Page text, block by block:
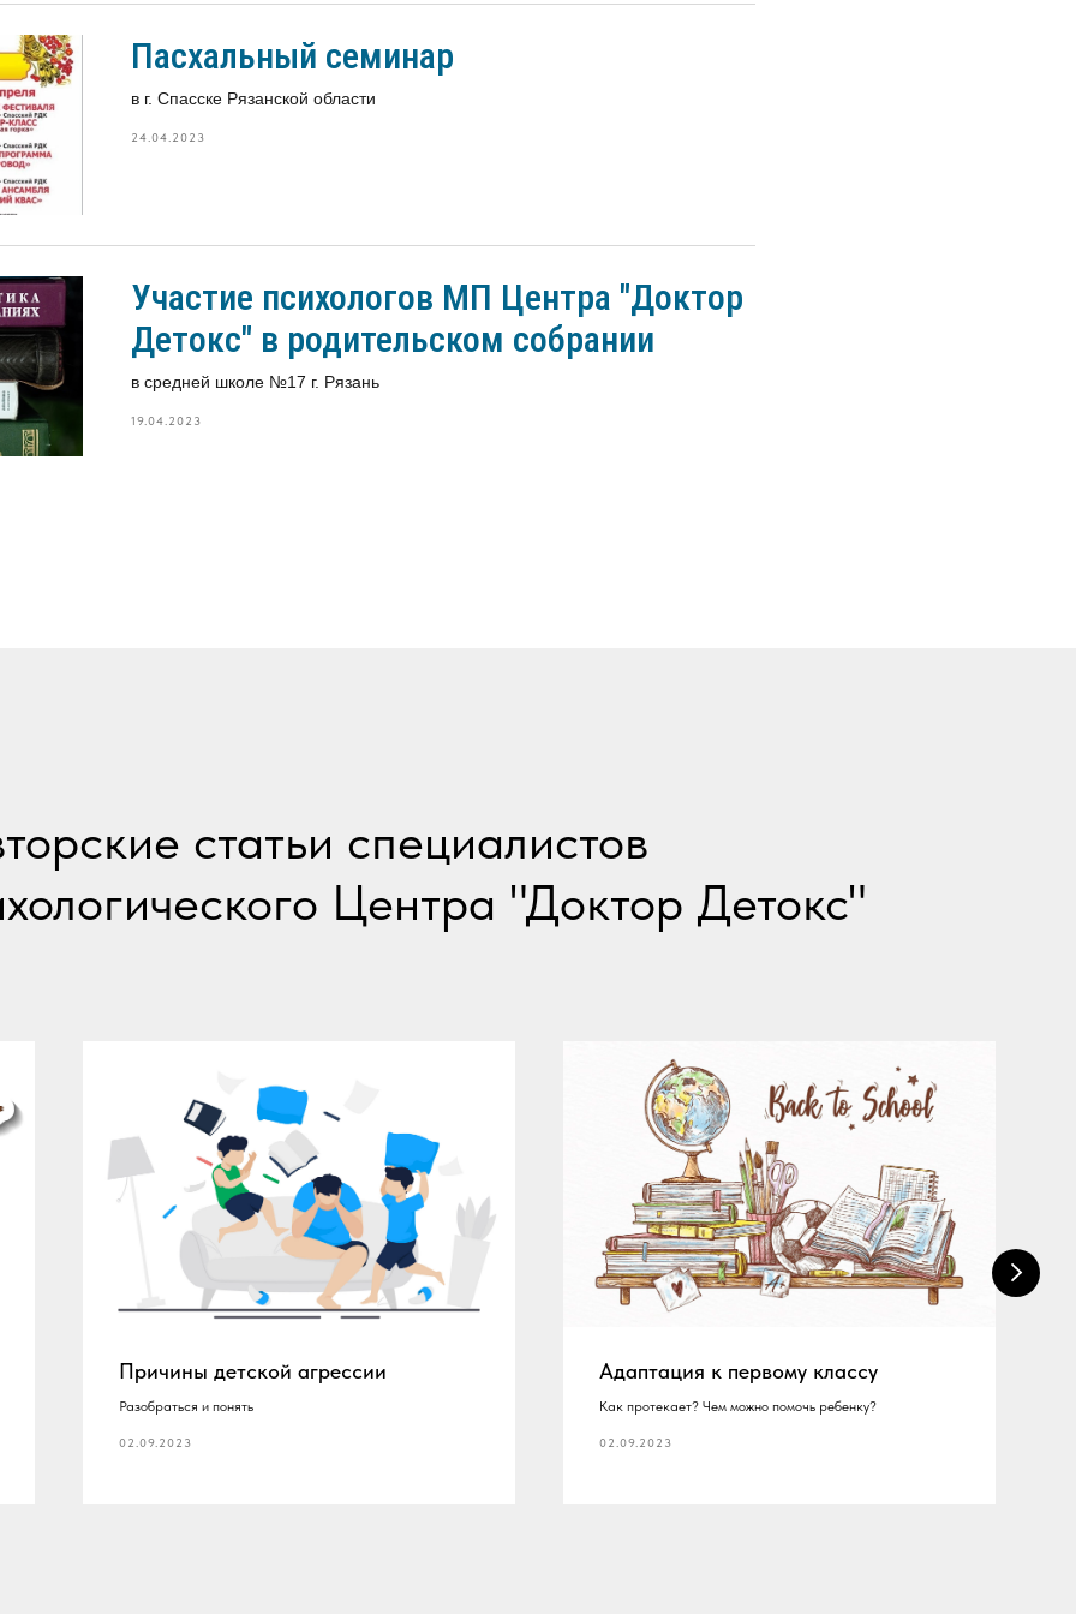
Пасхальный семинар
в г. Спасске Рязанской области
24.04.2023
Участие психологов МП Центра "Доктор
Детокс" в родительском собрании
в средней школе №17 г. Рязань
19.04.2023
статьи специалистов
Центра "Доктор Детокс"
Причины детской агрессии
Разобраться и понять
02.09.2023
Адаптация к первому классу
Как протекает? Чем можно помочь ребенку?
02.09.2023